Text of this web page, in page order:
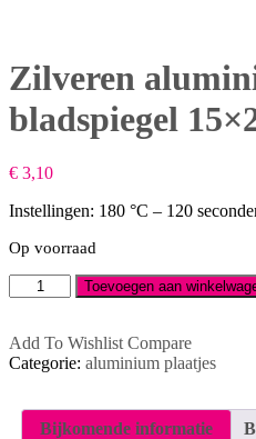
Zilveren
bladspiegel
€ 3,10
Instellingen: 180 °C – 120
Op voorraad
Zilveren
aluminium
15x20
aantal
Toevoegen aan
Add To Wishlist Compare
Categorie: aluminium plaatjes
Bijkomende informatie